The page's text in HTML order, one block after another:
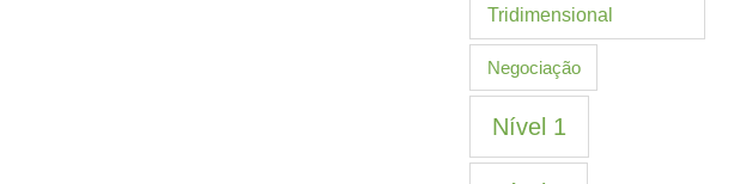
Tridimensional
Negociação
Nível 1